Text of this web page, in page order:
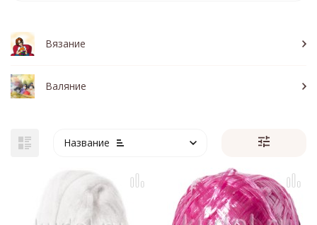
Вязание
Валяние
Название